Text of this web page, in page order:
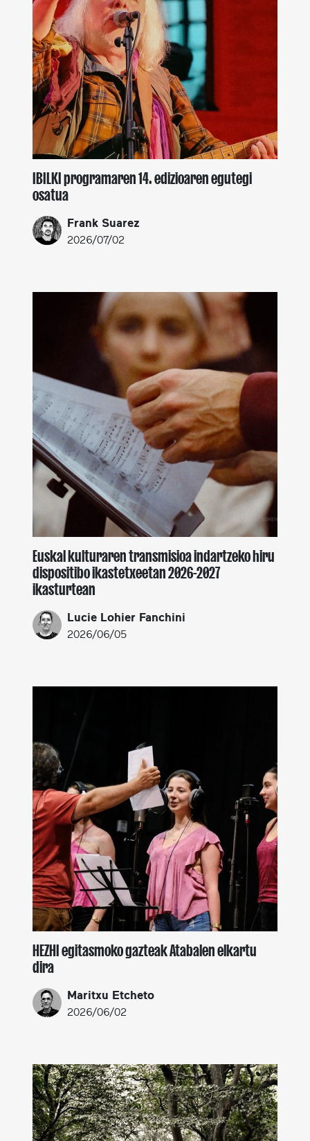
IBILKI programaren 14. edizioaren egutegi
osatua
Frank Suarez
2026/07/02
Euskal kulturaren transmisioa indartzeko hiru
dispositibo ikastetxeetan 2026-2027
ikasturtean
Lucie Lohier Fanchini
2026/06/05
HEZHI egitasmoko gazteak Atabalen elkartu
dira
Maritxu Etcheto
2026/06/02